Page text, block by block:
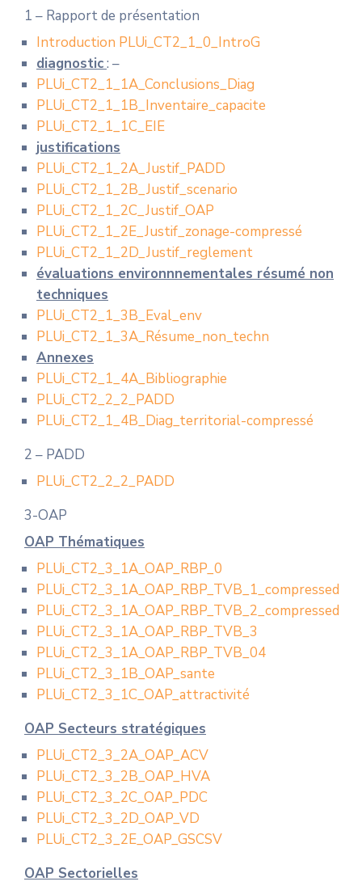
1 – Rapport de présentation
Introduction PLUi_CT2_1_0_IntroG
diagnostic: –
PLUi_CT2_1_1A_Conclusions_Diag
PLUi_CT2_1_1B_Inventaire_capacite
PLUi_CT2_1_1C_EIE
justifications
PLUi_CT2_1_2A_Justif_PADD
PLUi_CT2_1_2B_Justif_scenario
PLUi_CT2_1_2C_Justif_OAP
PLUi_CT2_1_2E_Justif_zonage-compressé
PLUi_CT2_1_2D_Justif_reglement
évaluations environnnementales résumé non
techniques
PLUi_CT2_1_3B_Eval_env
PLUi_CT2_1_3A_Résume_non_techn
Annexes
PLUi_CT2_1_4A_Bibliographie
PLUi_CT2_2_2_PADD
PLUi_CT2_1_4B_Diag_territorial-compressé
2 – PADD
PLUi_CT2_2_2_PADD
3-OAP
OAP Thématiques
PLUi_CT2_3_1A_OAP_RBP_0
PLUi_CT2_3_1A_OAP_RBP_TVB_1_compressed
PLUi_CT2_3_1A_OAP_RBP_TVB_2_compressed
PLUi_CT2_3_1A_OAP_RBP_TVB_3
PLUi_CT2_3_1A_OAP_RBP_TVB_04
PLUi_CT2_3_1B_OAP_sante
PLUi_CT2_3_1C_OAP_attractivité
OAP Secteurs stratégiques
PLUi_CT2_3_2A_OAP_ACV
PLUi_CT2_3_2B_OAP_HVA
PLUi_CT2_3_2C_OAP_PDC
PLUi_CT2_3_2D_OAP_VD
PLUi_CT2_3_2E_OAP_GSCSV
OAP Sectorielles